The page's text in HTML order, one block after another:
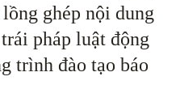
ghép nội dung
pháp luật động
trình đào tạo báo